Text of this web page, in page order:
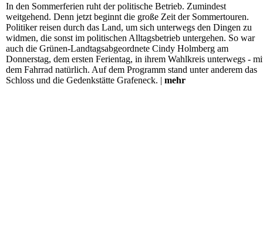
In den Sommerferien ruht der politische Betrieb. Zumindest
weitgehend. Denn jetzt beginnt die große Zeit der Sommertouren.
Politiker reisen durch das Land, um sich unterwegs den Dingen zu
widmen, die sonst im politischen Alltagsbetrieb untergehen. So war
auch die Grünen-Landtagsabgeordnete Cindy Holmberg am
Donnerstag, dem ersten Ferientag, in ihrem Wahlkreis unterwegs -
dem Fahrrad natürlich. Auf dem Programm stand unter anderem das
Schloss und die Gedenkstätte Grafeneck. | mehr